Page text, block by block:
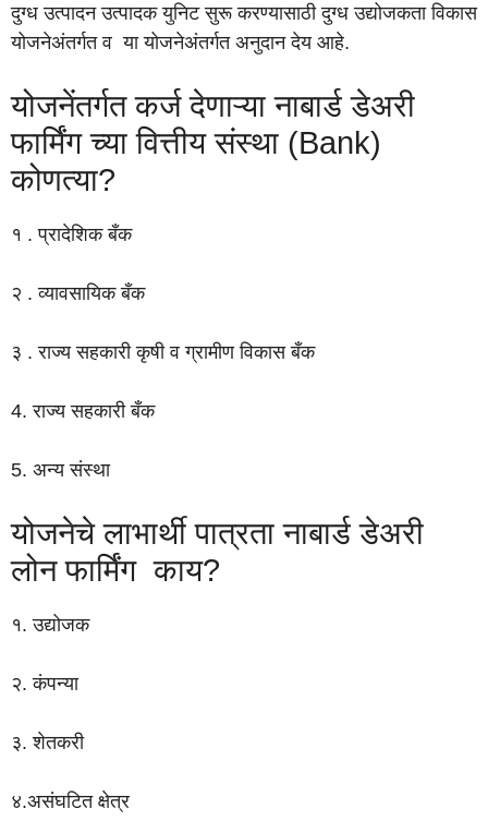
दुग्ध उत्पादन उत्पादक युनिट सुरू करण्यासाठी दुग्ध उद्योजकता विकास
योजनेअंतर्गत व या योजनेअंतर्गत अनुदान देय आहे.
योजनेंतर्गत कर्ज देणाऱ्या नाबार्ड डेअरी
फार्मिंग च्या वित्तीय संस्था (Bank)
कोणत्या?
१ . प्रादेशिक बँक
२ . व्यावसायिक बँक
३ . राज्य सहकारी कृषी व ग्रामीण विकास बँक
4. राज्य सहकारी बँक
5. अन्य संस्था
योजनेचे लाभार्थी पात्रता नाबार्ड डेअरी
लोन फार्मिंग काय?
१. उद्योजक
२. कंपन्या
३. शेतकरी
४.असंघटित क्षेत्र